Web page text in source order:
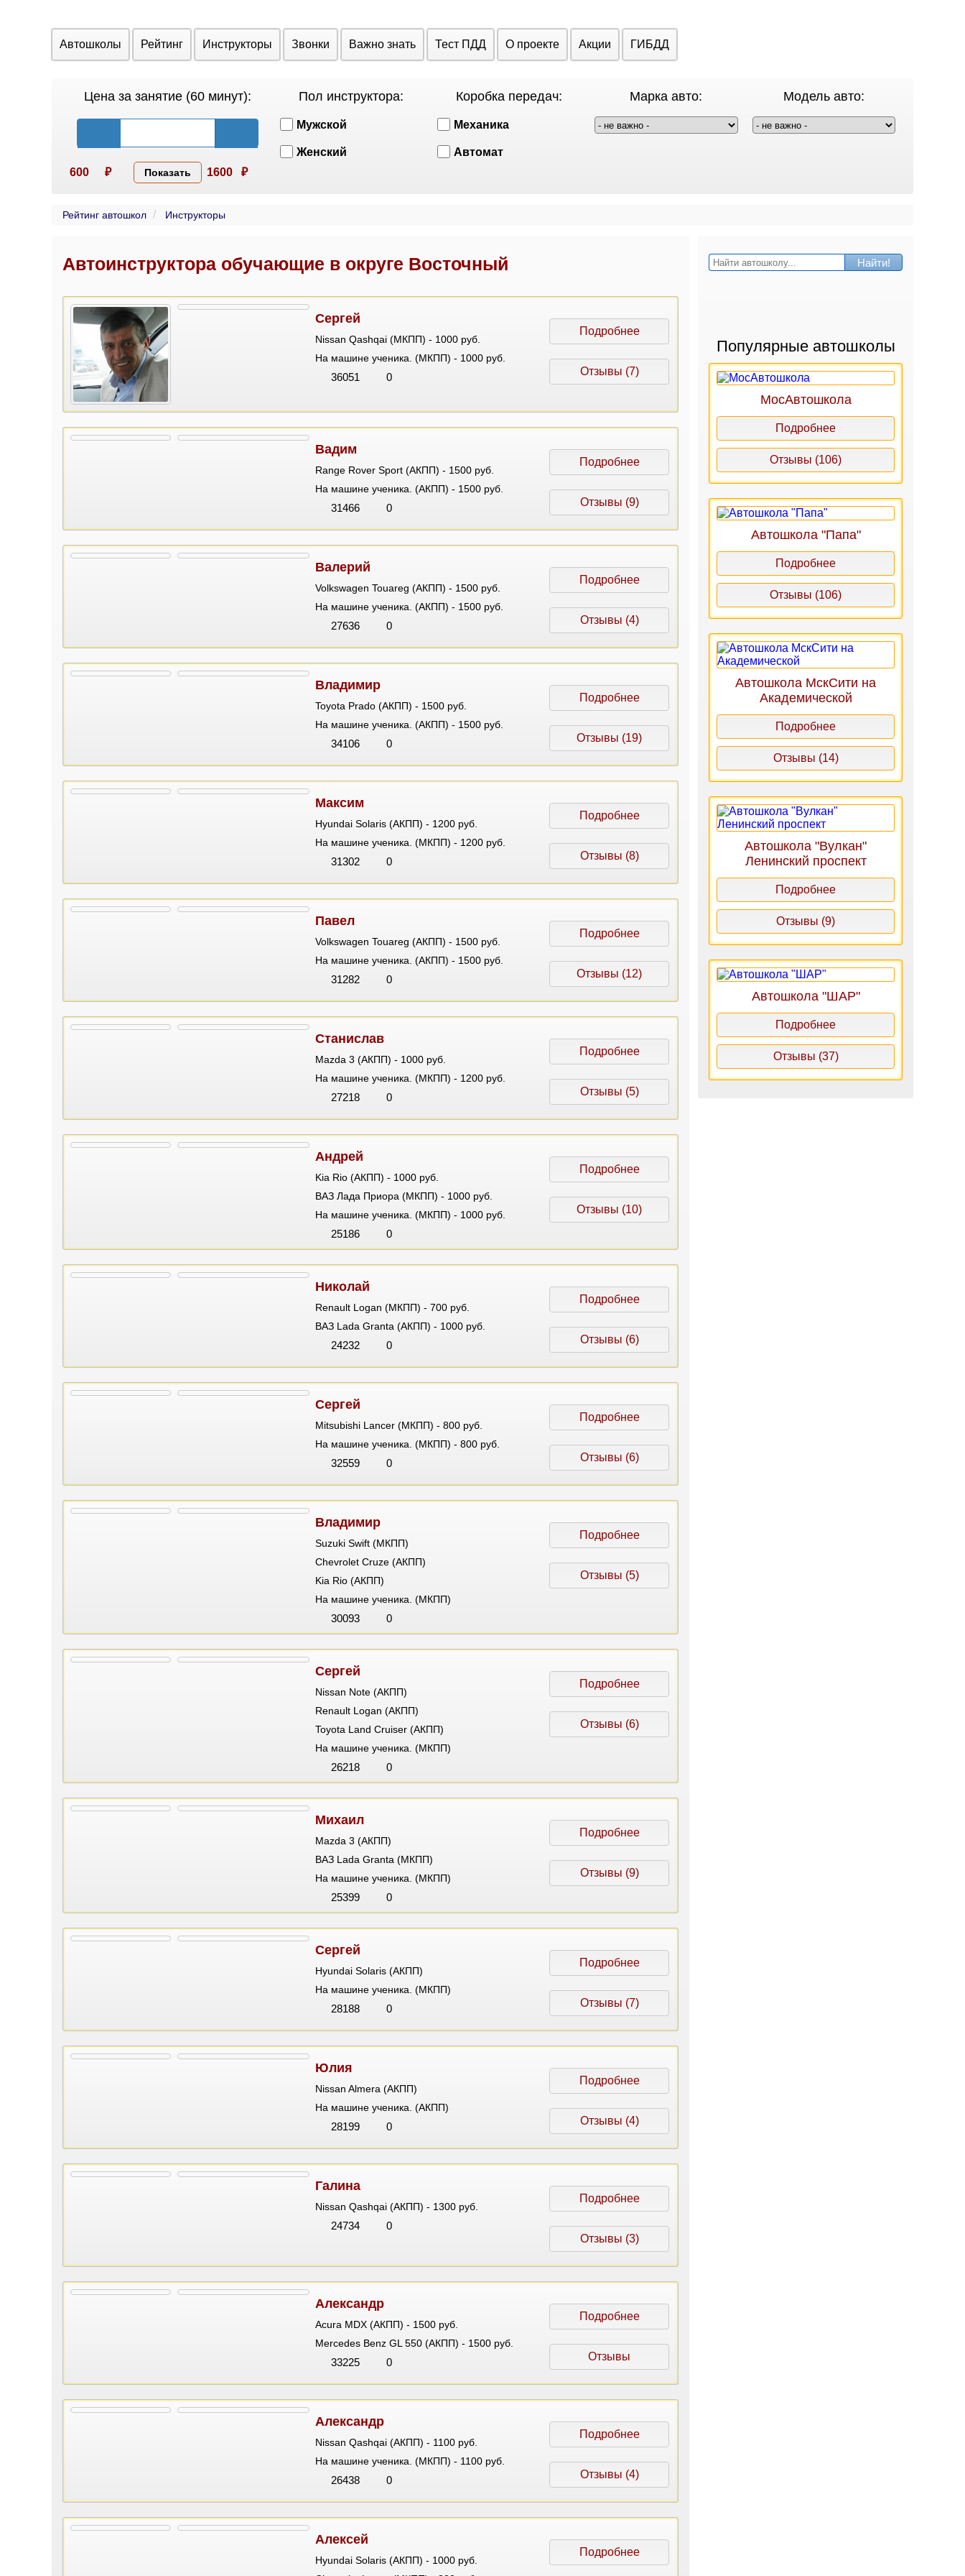
Автошколы Рейтинг Инструкторы Звонки Важно знать Тест ПДД О проекте Акции ГИБДД
Цена за занятие (60 минут):
600 ₽ Показать 1600 ₽
Пол инструктора:
Мужской
Женский
Коробка передач:
Механика
Автомат
Марка авто: Модель авто:
Рейтинг автошкол Инструкторы
Автоинструктора обучающие в округе Восточный
Сергей
Nissan Qashqai (МКПП) - 1000 руб.
На машине ученика. (МКПП) - 1000 руб.
36051 0
Подробнее
Отзывы (7)
Вадим
Range Rover Sport (АКПП) - 1500 руб.
На машине ученика. (АКПП) - 1500 руб.
31466 0
Подробнее
Отзывы (9)
Валерий
Volkswagen Touareg (АКПП) - 1500 руб.
На машине ученика. (АКПП) - 1500 руб.
27636 0
Подробнее
Отзывы (4)
Владимир
Toyota Prado (АКПП) - 1500 руб.
На машине ученика. (АКПП) - 1500 руб.
34106 0
Подробнее
Отзывы (19)
Максим
Hyundai Solaris (АКПП) - 1200 руб.
На машине ученика. (МКПП) - 1200 руб.
31302 0
Подробнее
Отзывы (8)
Павел
Volkswagen Touareg (АКПП) - 1500 руб.
На машине ученика. (АКПП) - 1500 руб.
31282 0
Подробнее
Отзывы (12)
Станислав
Mazda 3 (АКПП) - 1000 руб.
На машине ученика. (МКПП) - 1200 руб.
27218 0
Подробнее
Отзывы (5)
Андрей
Kia Rio (АКПП) - 1000 руб.
ВАЗ Лада Приора (МКПП) - 1000 руб.
На машине ученика. (МКПП) - 1000 руб.
25186 0
Подробнее
Отзывы (10)
Николай
Renault Logan (МКПП) - 700 руб.
ВАЗ Lada Granta (АКПП) - 1000 руб.
24232 0
Подробнее
Отзывы (6)
Сергей
Mitsubishi Lancer (МКПП) - 800 руб.
На машине ученика. (МКПП) - 800 руб.
32559 0
Подробнее
Отзывы (6)
Владимир
Suzuki Swift (МКПП)
Chevrolet Cruze (АКПП)
Kia Rio (АКПП)
На машине ученика. (МКПП)
30093 0
Подробнее
Отзывы (5)
Сергей
Nissan Note (АКПП)
Renault Logan (АКПП)
Toyota Land Cruiser (АКПП)
На машине ученика. (МКПП)
26218 0
Подробнее
Отзывы (6)
Михаил
Mazda 3 (АКПП)
ВАЗ Lada Granta (МКПП)
На машине ученика. (МКПП)
25399 0
Подробнее
Отзывы (9)
Сергей
Hyundai Solaris (АКПП)
На машине ученика. (МКПП)
28188 0
Подробнее
Отзывы (7)
Юлия
Nissan Almera (АКПП)
На машине ученика. (АКПП)
28199 0
Подробнее
Отзывы (4)
Галина
Nissan Qashqai (АКПП) - 1300 руб.
24734 0
Подробнее
Отзывы (3)
Александр
Acura MDX (АКПП) - 1500 руб.
Mercedes Benz GL 550 (АКПП) - 1500 руб.
33225 0
Подробнее
Отзывы
Александр
Nissan Qashqai (АКПП) - 1100 руб.
На машине ученика. (МКПП) - 1100 руб.
26438 0
Подробнее
Отзывы (4)
Алексей
Hyundai Solaris (АКПП) - 1000 руб.
Подробнее
Найти!
Популярные автошколы
МосАвтошкола
Подробнее
Отзывы (106)
Автошкола "Папа"
Подробнее
Отзывы (106)
Автошкола МскСити на
Академической
Подробнее
Отзывы (14)
Автошкола "Вулкан"
Ленинский проспект
Подробнее
Отзывы (9)
Автошкола "ШАР"
Подробнее
Отзывы (37)